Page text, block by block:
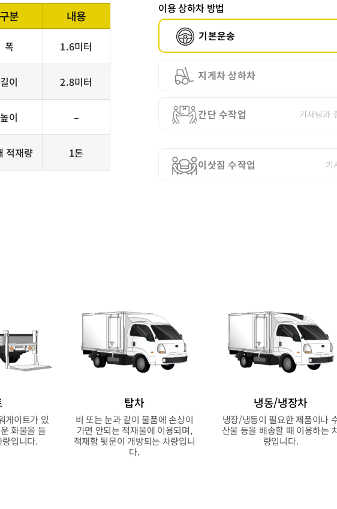
구분 내용
폭 1.6미터
길이 2.8미터
높이 –
적재량 1톤
이용 상하차 방법
기본운송
지게차 상하차
간단 수작업 기사님과
이삿짐 수작업 기
게이트가 있
화물을 들
입니다.
탑차
비 또는 눈과 같이 물품에 손상이
가면 안되는 적재물에 이용되며,
적재함 뒷문이 개방되는 차량입니
다.
냉동/냉장차
냉장/냉동이 필요한 제품이나
산물 등을 배송할 때 이용하는
량입니다.